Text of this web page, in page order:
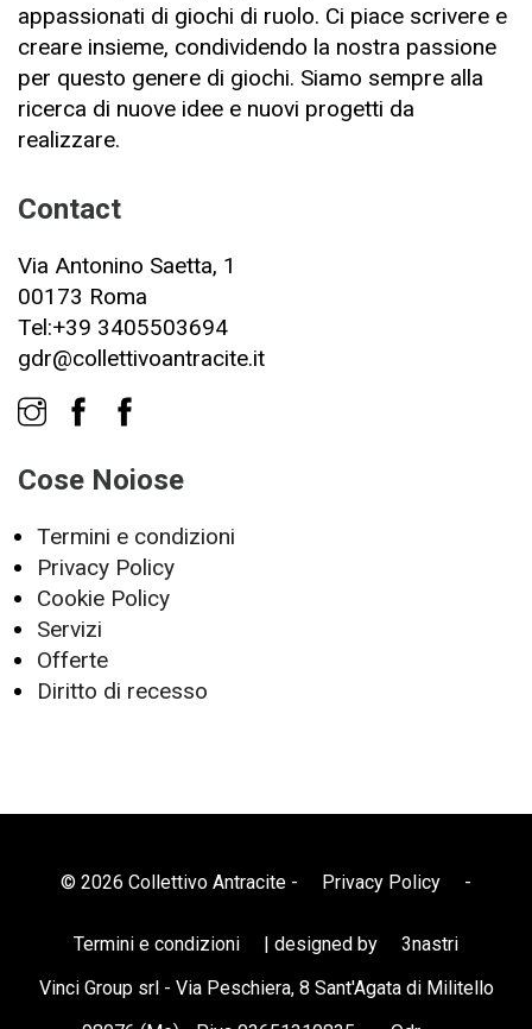
appassionati di giochi di ruolo. Ci piace scrivere e
creare insieme, condividendo la nostra passione
per questo genere di giochi. Siamo sempre alla
ricerca di nuove idee e nuovi progetti da
realizzare.
Contact
Via Antonino Saetta, 1
00173 Roma
Tel:+39 3405503694
gdr@collettivoantracite.it
Cose Noiose
Termini e condizioni
Privacy Policy
Cookie Policy
Servizi
Offerte
Diritto di recesso
© 2026 Collettivo Antracite - Privacy Policy -
Termini e condizioni | designed by
3nastri
Vinci Group srl - Via Peschiera, 8 Sant'Agata di Militello